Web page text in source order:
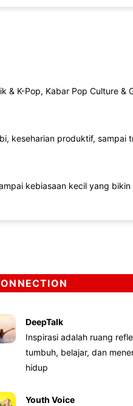
& K-Pop, Kabar Pop Culture &
keseharian produktif, sampai
kebiasaan kecil yang
DeepTalk
Inspirasi adalah ruang
tumbuh, belajar, dan
hidup
Youth Voice